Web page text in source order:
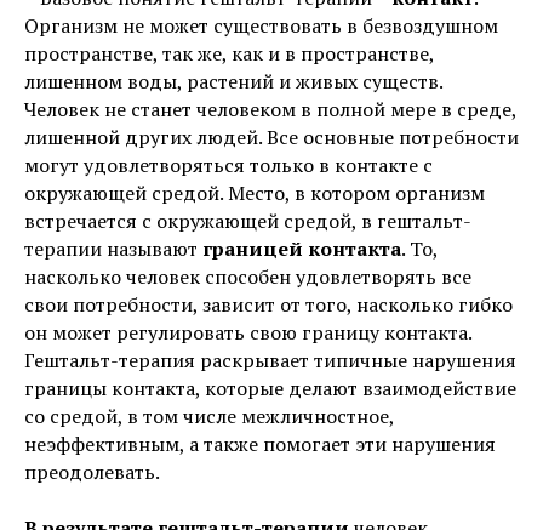
Организм не может существовать в безвоздушном
пространстве, так же, как и в пространстве,
лишенном воды, растений и живых существ.
Человек не станет человеком в полной мере в среде,
лишенной других людей. Все основные потребности
могут удовлетворяться только в контакте с
окружающей средой. Место, в котором организм
встречается с окружающей средой, в гештальт-
терапии называют границей контакта. То,
насколько человек способен удовлетворять все
свои потребности, зависит от того, насколько гибко
он может регулировать свою границу контакта.
Гештальт-терапия раскрывает типичные нарушения
границы контакта, которые делают взаимодействие
со средой, в том числе межличностное,
неэффективным, а также помогает эти нарушения
преодолевать.